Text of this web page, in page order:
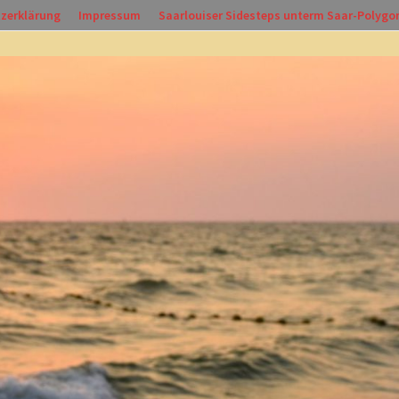
Impressum Saarlouiser Sidesteps unterm Saar-